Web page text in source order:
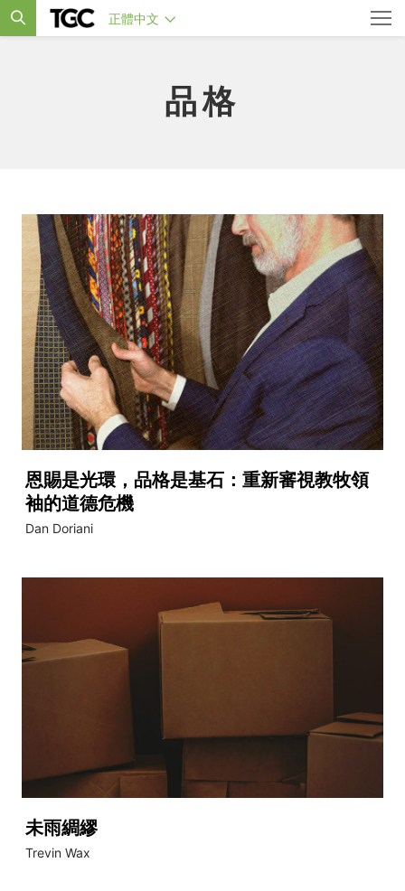
正體中文
品格
恩賜是光環，品格是基石：重新審視教牧領
袖的道德危機
Dan Doriani
未雨綢繆
Trevin Wax